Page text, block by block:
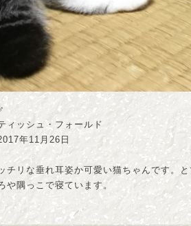
ィッシュ・フォールド
年11月26日
チリな垂れ耳姿か可愛い猫ちゃんです。
や隅っこで寝ています。